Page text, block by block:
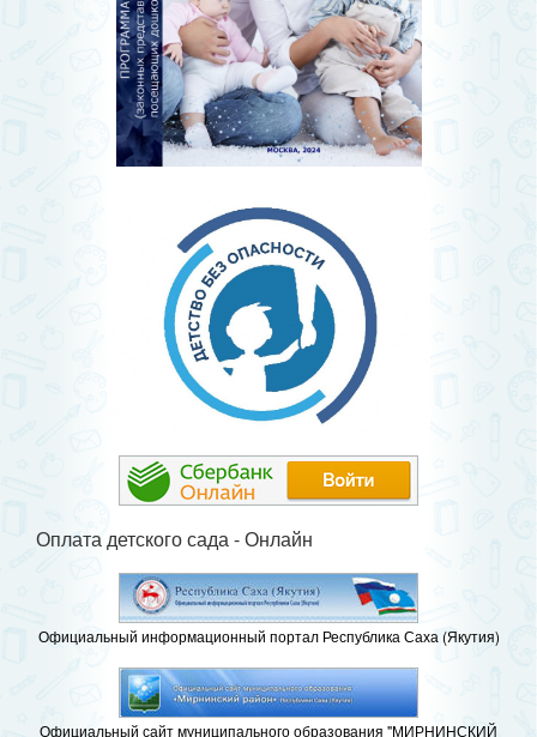
Оплата детского сада - Онлайн
Официальный информационный портал Республика Саха (Якутия)
Официальный сайт муниципального образования "МИРНИНСКИЙ